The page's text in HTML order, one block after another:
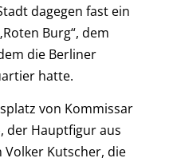
dagegen fast ein
Burg“, dem
die Berliner
hatte.
von Kommissar
der Hauptfigur aus
Kutscher, die